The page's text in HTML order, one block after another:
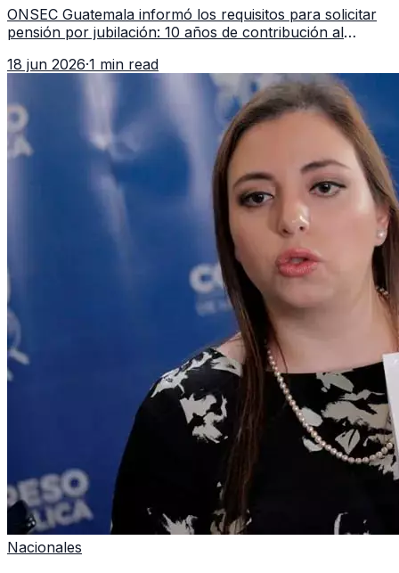
ONSEC Guatemala informó los requisitos para solicitar
pensión por jubilación: 10 años de contribución al
importar edad.
18 jun 2026·1 min read
Nacionales